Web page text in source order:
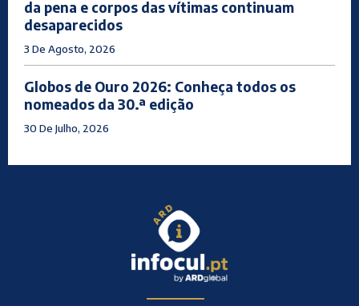
da pena e corpos das vítimas continuam
desaparecidos
3 De Agosto, 2026
Globos de Ouro 2026: Conheça todos os
nomeados da 30.ª edição
30 De Julho, 2026